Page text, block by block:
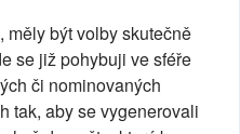
měly být volby skutečně
se již pohybuji ve sféře
či nominovaných
tak, aby se vygenerovali